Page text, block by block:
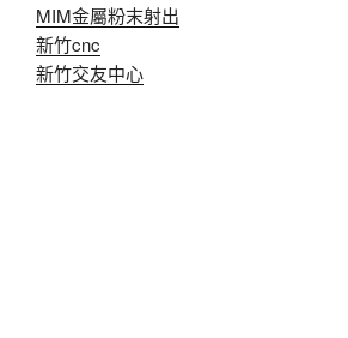
MIM金屬粉末射出
新竹cnc
新竹交友中心